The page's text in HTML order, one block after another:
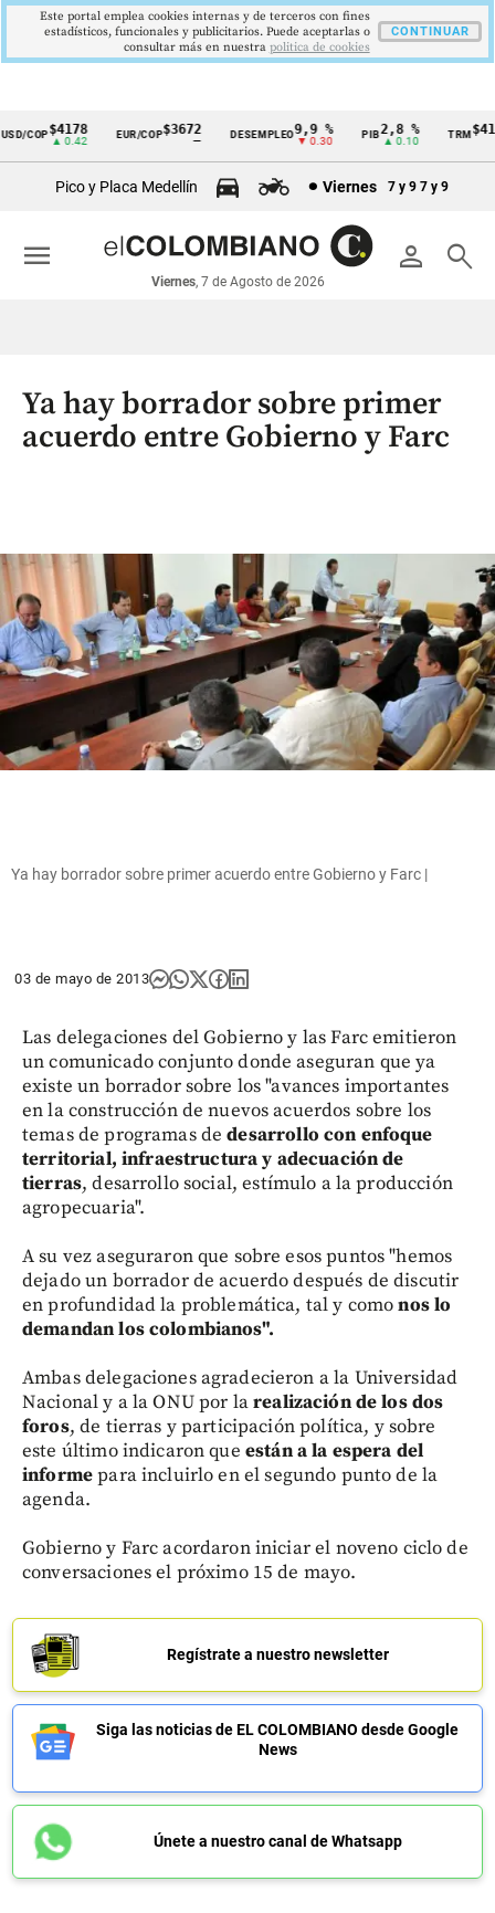
Cintillo
económicos
Colombia
COP$4178
▲ 0.42
EUR/COP$3672 DESEMPLEO 9,9 %
▼ 0.30
PIB2,8 %
▲ 0.10
TRM
Pico y Placa Medellín Viernes 7 y 9 7 y 9
person search
Viernes, 7 de Agosto de 2026
menu
Ya hay borrador sobre primer
acuerdo entre Gobierno y Farc
Ya hay borrador sobre primer acuerdo entre Gobierno y Farc |
03 de mayo de 2013
Las delegaciones del Gobierno y las Farc emitieron
un comunicado conjunto donde aseguran que ya
existe un borrador sobre los "avances importantes
en la construcción de nuevos acuerdos sobre los
temas de programas dedesarrollo con enfoque
territorial, infraestructura y adecuación de
tierras, desarrollo social, estímulo a la producción
agropecuaria".
A su vez aseguraron que sobre esos puntos "hemos
dejado un borrador de acuerdo después de discutir
en profundidad la problemática, tal y comonos lo
demandan los colombianos".
Ambas delegaciones agradecieron a la Universidad
Nacional y a la ONU por larealización de los dos
foros, de tierras y participación política, y sobre
este último indicaron que están a la espera del
informepara incluirlo en el segundo punto de la
agenda.
Gobierno y Farc acordaron iniciar el noveno ciclo de
conversaciones el próximo 15 de mayo.
Regístrate a nuestro newsletter
Siga las noticias de EL COLOMBIANO desde Google
News
Únete a nuestro canal de Whatsapp
Este portal emplea cookies internas y de terceros con fines
estadísticos, funcionales y publicitarios. Puede aceptarlas o
consultar más en nuestra politica de cookies
CONTINUAR